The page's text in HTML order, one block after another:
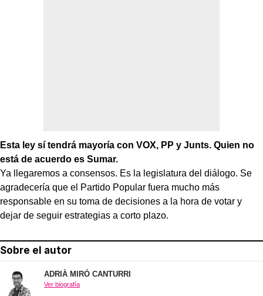
Esta ley sí tendrá mayoría con VOX, PP y Junts. Quien no
está de acuerdo es Sumar.
Ya llegaremos a consensos. Es la legislatura del diálogo. Se
agradecería que el Partido Popular fuera mucho más
responsable en su toma de decisiones a la hora de votar y
dejar de seguir estrategias a corto plazo.
Sobre el autor
ADRIÀ MIRÓ CANTURRI
Ver biografía